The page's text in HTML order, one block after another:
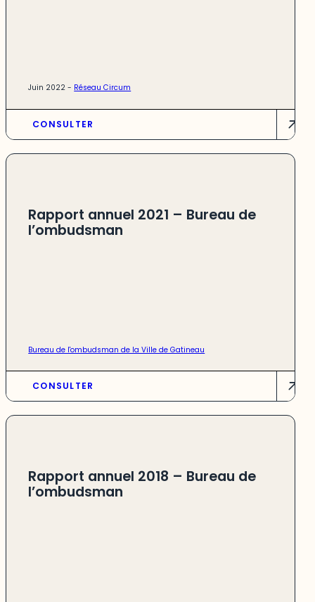
Juin 2022 - Réseau Circum
CONSULTER
Rapport annuel 2021 – Bureau de
l’ombudsman
Bureau de l'ombudsman de la Ville de Gatineau
CONSULTER
Rapport annuel 2018 – Bureau de
l’ombudsman